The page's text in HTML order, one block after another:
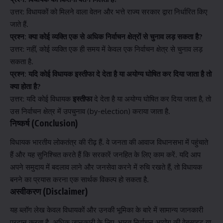
उत्तर: विधायकों को मिलने वाला वेतन और भत्ते राज्य सरकार द्वारा निर्धारित किए
जाते हैं.
प्रश्न: क्या कोई व्यक्ति एक से अधिक निर्वाचन क्षेत्रों से चुनाव लड़ सकता है?
उत्तर: नहीं, कोई व्यक्ति एक ही समय में केवल एक निर्वाचन क्षेत्र से चुनाव लड़
सकता है.
प्रश्न: यदि कोई विधायक इस्तीफा दे देता है या अयोग्य घोषित कर दिया जाता है तो
क्या होता है?
उत्तर: यदि कोई विधायक इस्तीफादे देता है या अयोग्य घोषित कर दिया जाता है, तो
उस निर्वाचन क्षेत्र में उपचुनाव (by-election) कराया जाता है.
निष्कर्ष (Conclusion)
विधायक भारतीय लोकतंत्र की रीढ़ हैं. वे जनता की आवाज विधानसभा में पहुंचाते
हैं और यह सुनिश्चित करते हैं कि सरकारें जनहित के लिए काम करें. यदि आप
अपने समुदाय में बदलाव लाने और जनसेवा करने में रुचि रखते हैं, तो विधायक
बनने का प्रयास करना एक सार्थक विकल्प हो सकता है.
अस्वीकरण (Disclaimer)
यह ब्लॉग लेख केवल विधायकों और उनकी भूमिका के बारे में सामान्य जानकारी